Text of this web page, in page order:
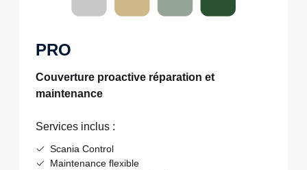
PRO
Couverture proactive réparation et
maintenance
Services inclus :
Scania Control
Maintenance flexible